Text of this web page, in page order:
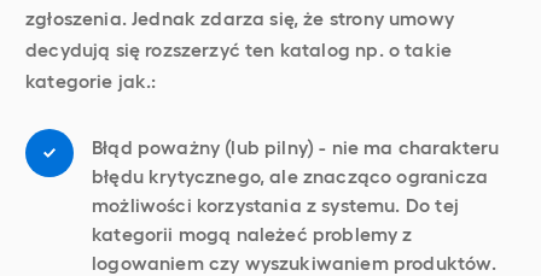
zgłoszenia. Jednak zdarza się, że strony umowy
decydują się rozszerzyć ten katalog np. o takie
kategorie jak.:
Błąd poważny (lub pilny) - nie ma charakteru
błędu krytycznego, ale znacząco ogranicza
możliwości korzystania z systemu. Do tej
kategorii mogą należeć problemy z
logowaniem czy wyszukiwaniem produktów.